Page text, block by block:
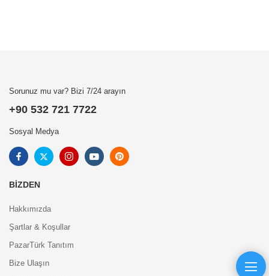
Sorunuz mu var? Bizi 7/24 arayın
+90 532 721 7722
Sosyal Medya
BIZDEN
Hakkımızda
Şartlar & Koşullar
PazarTürk Tanıtım
Bize Ulaşın